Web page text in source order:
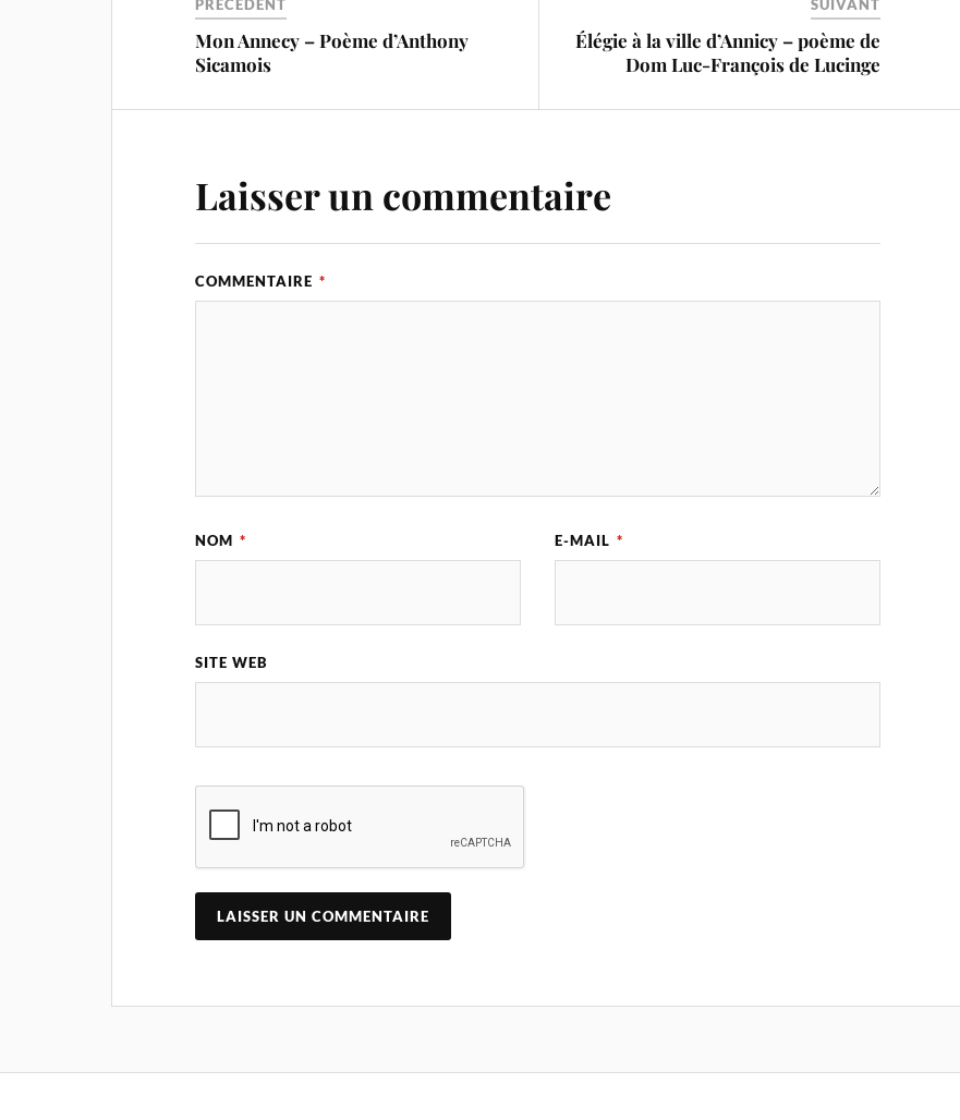
PRÉCÉDENT
Mon Annecy – Poème d’Anthony
Sicamois
SUIVANT
Élégie à la ville d’Annicy – poème de
Dom Luc-François de Lucinge
Laisser un commentaire
COMMENTAIRE *
NOM * E-MAIL *
SITE WEB